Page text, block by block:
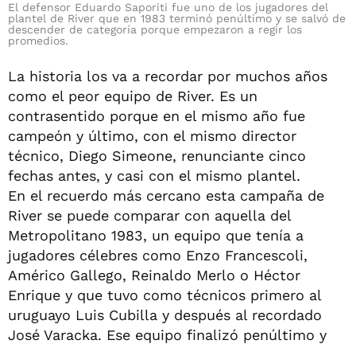
El defensor Eduardo Saporiti fue uno de los jugadores del
plantel de River que en 1983 terminó penúltimo y se salvó de
descender de categoría porque empezaron a regir los
promedios.
La historia los va a recordar por muchos años
como el peor equipo de River. Es un
contrasentido porque en el mismo año fue
campeón y último, con el mismo director
técnico, Diego Simeone, renunciante cinco
fechas antes, y casi con el mismo plantel.
En el recuerdo más cercano esta campaña de
River se puede comparar con aquella del
Metropolitano 1983, un equipo que tenía a
jugadores célebres como Enzo Francescoli,
Américo Gallego, Reinaldo Merlo o Héctor
Enrique y que tuvo como técnicos primero al
uruguayo Luis Cubilla y después al recordado
José Varacka. Ese equipo finalizó penúltimo y